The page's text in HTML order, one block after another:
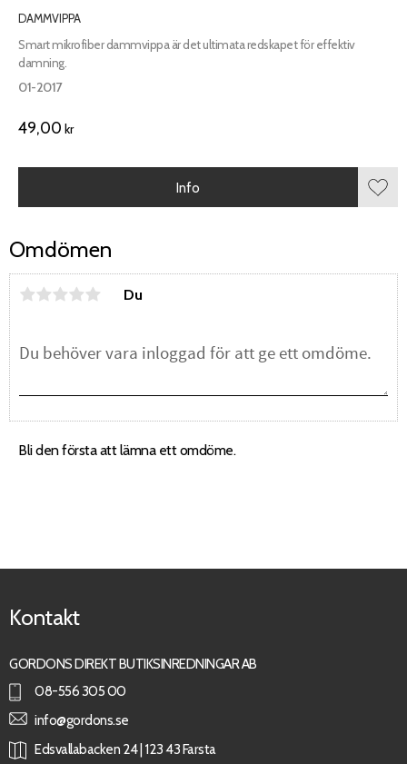
Omdömen
Du
Bli den första att lämna ett omdöme.
DAMMVIPPA
Smart mikrofiber dammvippa är det ultimata redskapet för effektiv
damning.
01-2017
49,00 kr
Info
Kontakt
GORDONS DIREKT BUTIKSINREDNINGAR AB
08-556 305 00
info@gordons.se
Edsvallabacken 24 | 123 43 Farsta